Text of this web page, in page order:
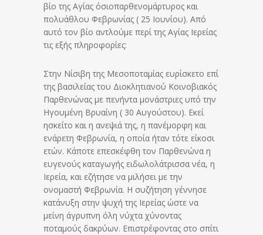
βίο της Αγίας όσιοπαρθενομάρτυρος και
πολυάθλου Φεβρωνίας ( 25 Ιουνίου). Από
αυτό τον βίο αντλούμε περί της Αγίας Ιερείας
τις εξής πληροφορίες:
Στην Νίσιβη της Μεσοποταμίας ευρίσκετο επί
της βασιλείας του Διοκλητιανού Κοινοβιακός
Παρθενώνας με πενήντα μονάστριες υπό την
Ηγουμένη Βρυαίνη ( 30 Αυγούστου). Εκεί
ησκείτο και η ανεψιά της, η πανέμορφη και
ενάρετη Φεβρωνία, η οποία ήταν τότε είκοσι
ετών. Κάποτε επεσκέφθη τον Παρθενώνα η
ευγενούς καταγωγής ειδωλολάτρισσα νέα, η
Ιερεία, και εζήτησε να μιλήσει με την
ονομαστή Φεβρωνία. Η συζήτηση γέννησε
κατάνυξη στην ψυχή της Ιερείας ώστε να
μείνη άγρυπνη όλη νύχτα χύνοντας
ποταμούς δακρύων. Επιστρέφοντας στο σπίτι